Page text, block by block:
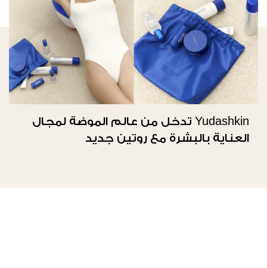
Yudashkin تدخل من عالم الموضة لمجال
العناية بالبشرة مع روتين جديد